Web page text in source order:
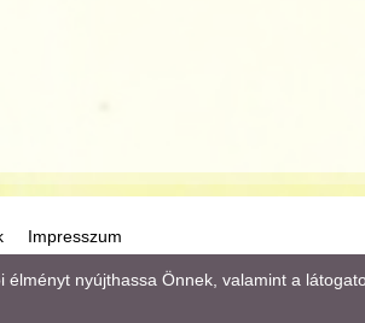
Impresszum
nyújthassa Önnek, valamint a